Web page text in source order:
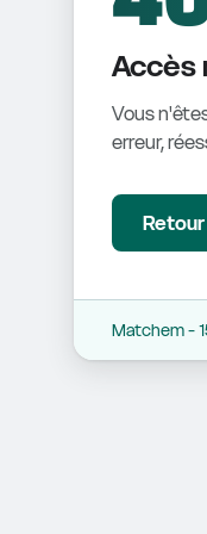
Accès
Vous
erreur,
Matchem -